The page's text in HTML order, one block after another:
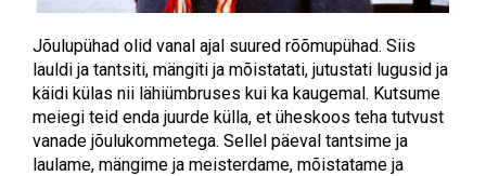
Jõulupühad olid vanal ajal suured rõõmupühad. Siis
lauldi ja tantsiti, mängiti ja mõistatati, jutustati lugusid ja
käidi külas nii lähiümbruses kui ka kaugemal. Kutsume
meiegi teid enda juurde külla, et üheskoos teha tutvust
vanade jõulukommetega. Sellel päeval tantsime ja
laulame, mängime ja meisterdame, mõistatame ja